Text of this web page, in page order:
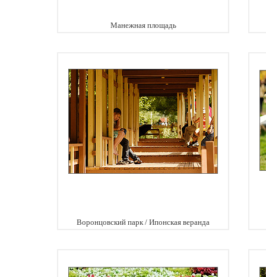
Манежная площадь
Воронцовский парк / Ипонская веранда